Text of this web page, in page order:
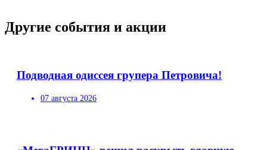
Другие события и акции
Подводная одиссея групера Петровича!
07 августа 2026